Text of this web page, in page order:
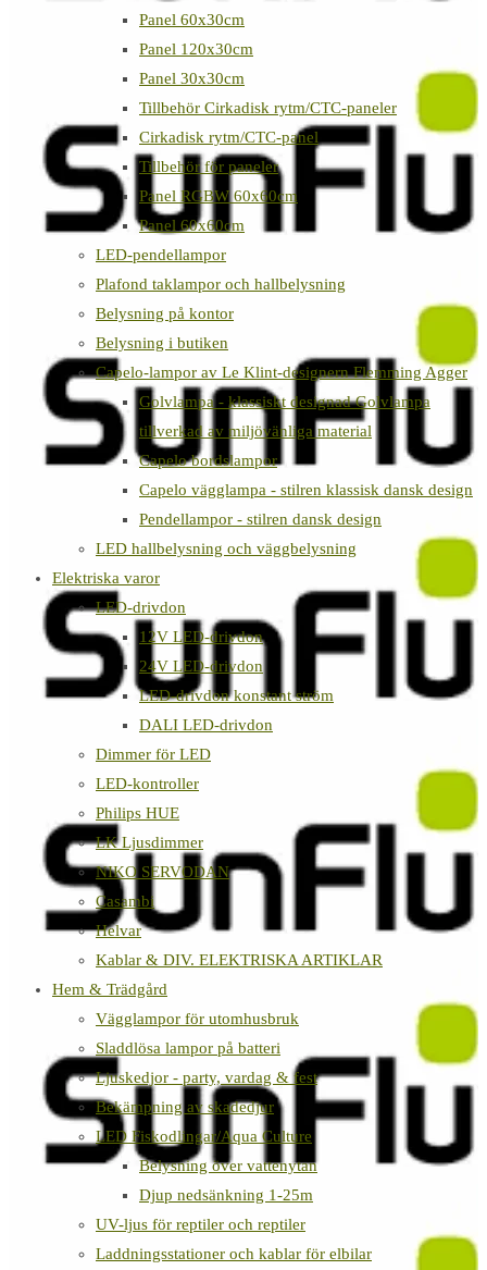
Panel 60x30cm
Panel 120x30cm
Panel 30x30cm
Tillbehör Cirkadisk rytm/CTC-paneler
Cirkadisk rytm/CTC-panel
Tillbehör för paneler
Panel RGBW 60x60cm
Panel 60x60cm
LED-pendellampor
Plafond taklampor och hallbelysning
Belysning på kontor
Belysning i butiken
Capelo-lampor av Le Klint-designern Flemming Agger
Golvlampa - klassiskt designad Golvlampa
tillverkad av miljövänliga material
Capelo bordslampor
Capelo vägglampa - stilren klassisk dansk design
Pendellampor - stilren dansk design
LED hallbelysning och väggbelysning
Elektriska varor
LED-drivdon
12V LED-drivdon
24V LED-drivdon
LED-drivdon konstant ström
DALI LED-drivdon
Dimmer för LED
LED-kontroller
Philips HUE
LK Ljusdimmer
NIKO SERVODAN
Casambi
Helvar
Kablar & DIV. ELEKTRISKA ARTIKLAR
Hem & Trädgård
Vägglampor för utomhusbruk
Sladdlösa lampor på batteri
Ljuskedjor - party, vardag & fest
Bekämpning av skadedjur
LED Fiskodlingar/Aqua Culture
Belysning över vattenytan
Djup nedsänkning 1-25m
UV-ljus för reptiler och reptiler
Laddningsstationer och kablar för elbilar